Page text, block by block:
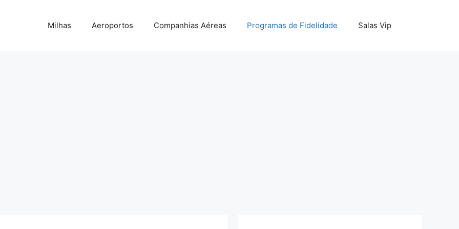
Milhas Aeroportos Companhias Aéreas Programas de Fidelidade Salas Vip